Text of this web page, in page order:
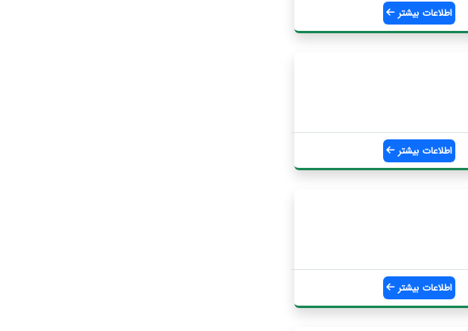
اطلاعات بیشتر
اطلاعات بیشتر
اطلاعات بیشتر